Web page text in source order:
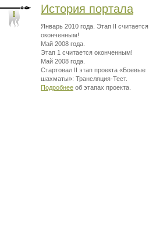
История портала
Январь 2010 года. Этап II считается
оконченным!
Май 2008 года.
Этап 1 считается оконченным!
Май 2008 года.
Стартовал II этап проекта «Боевые
шахматы»: Трансляция-Тест.
Подробнее об этапах проекта.